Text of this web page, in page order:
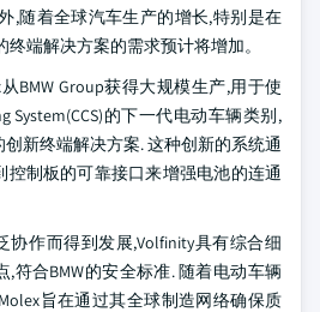
,随着全球汽车生产的增长,特别是在
端解决方案的需求预计将增加。
BMW Group获得大规模生产,用于使
System(CCS)的下一代电动车辆类别,
新终端解决方案. 这种创新的系统通
控制板的可靠接口来增强电池的连通
协作而得到发展,Volfinity具有综合细
符合BMW的安全标准. 随着电动车辆
旨在通过其全球制造网络确保质